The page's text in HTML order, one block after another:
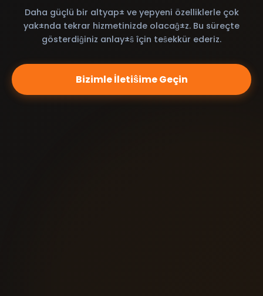
Daha güçlü bir altyap± ve yepyeni özelliklerle çok
yak±nda tekrar hizmetinizde olacaĝ±z. Bu süreçte
gösterdiĝiniz anlay±ŝ îçin teŝekkür ederiz.
Bizimle İletiŝime Geçin